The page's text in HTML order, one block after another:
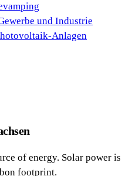
und Industrie
Anlagen
of energy. Solar power is
footprint.